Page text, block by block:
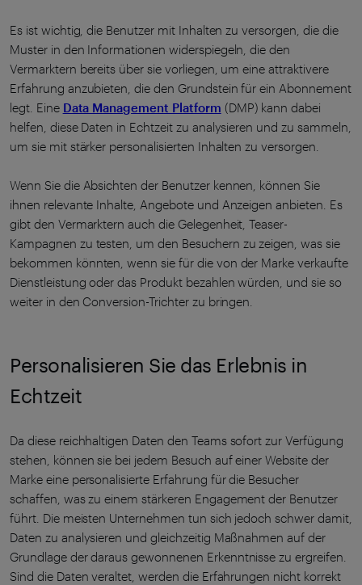
Es ist wichtig, die Benutzer mit Inhalten zu versorgen, die die
Muster in den Informationen widerspiegeln, die den
Vermarktern bereits über sie vorliegen, um eine attraktivere
Erfahrung anzubieten, die den Grundstein für ein Abonnement
legt. Eine Data Management Platform (DMP) kann dabei
helfen, diese Daten in Echtzeit zu analysieren und zu sammeln,
um sie mit stärker personalisierten Inhalten zu versorgen.
Wenn Sie die Absichten der Benutzer kennen, können Sie
ihnen relevante Inhalte, Angebote und Anzeigen anbieten. Es
gibt den Vermarktern auch die Gelegenheit, Teaser-
Kampagnen zu testen, um den Besuchern zu zeigen, was sie
bekommen könnten, wenn sie für die von der Marke verkaufte
Dienstleistung oder das Produkt bezahlen würden, und sie so
weiter in den Conversion-Trichter zu bringen.
Personalisieren Sie das Erlebnis in
Echtzeit
Da diese reichhaltigen Daten den Teams sofort zur Verfügung
stehen, können sie bei jedem Besuch auf einer Website der
Marke eine personalisierte Erfahrung für die Besucher
schaffen, was zu einem stärkeren Engagement der Benutzer
führt. Die meisten Unternehmen tun sich jedoch schwer damit,
Daten zu analysieren und gleichzeitig Maßnahmen auf der
Grundlage der daraus gewonnenen Erkenntnisse zu ergreifen.
Sind die Daten veraltet, werden die Erfahrungen nicht korrekt